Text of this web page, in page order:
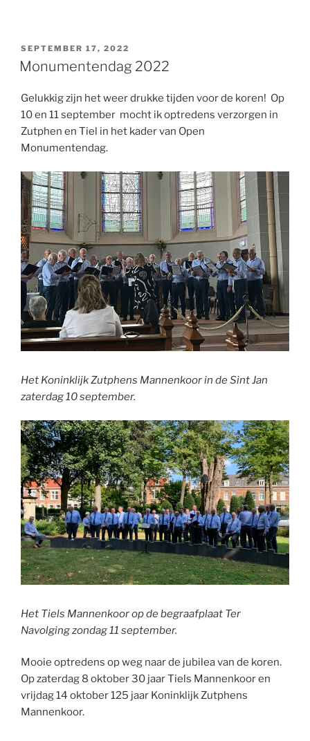
GEPLAATST
OP
SEPTEMBER 17, 2022
Monumentendag 2022
Gelukkig zijn het weer drukke tijden voor de koren! Op
10 en 11 september mocht ik optredens verzorgen in
Zutphen en Tiel in het kader van Open
Monumentendag.
Het Koninklijk Zutphens Mannenkoor in de Sint Jan
zaterdag 10 september.
Het Tiels Mannenkoor op de begraafplaat Ter
Navolging zondag 11 september.
Mooie optredens op weg naar de jubilea van de koren.
Op zaterdag 8 oktober 30 jaar Tiels Mannenkoor en
vrijdag 14 oktober 125 jaar Koninklijk Zutphens
Mannenkoor.